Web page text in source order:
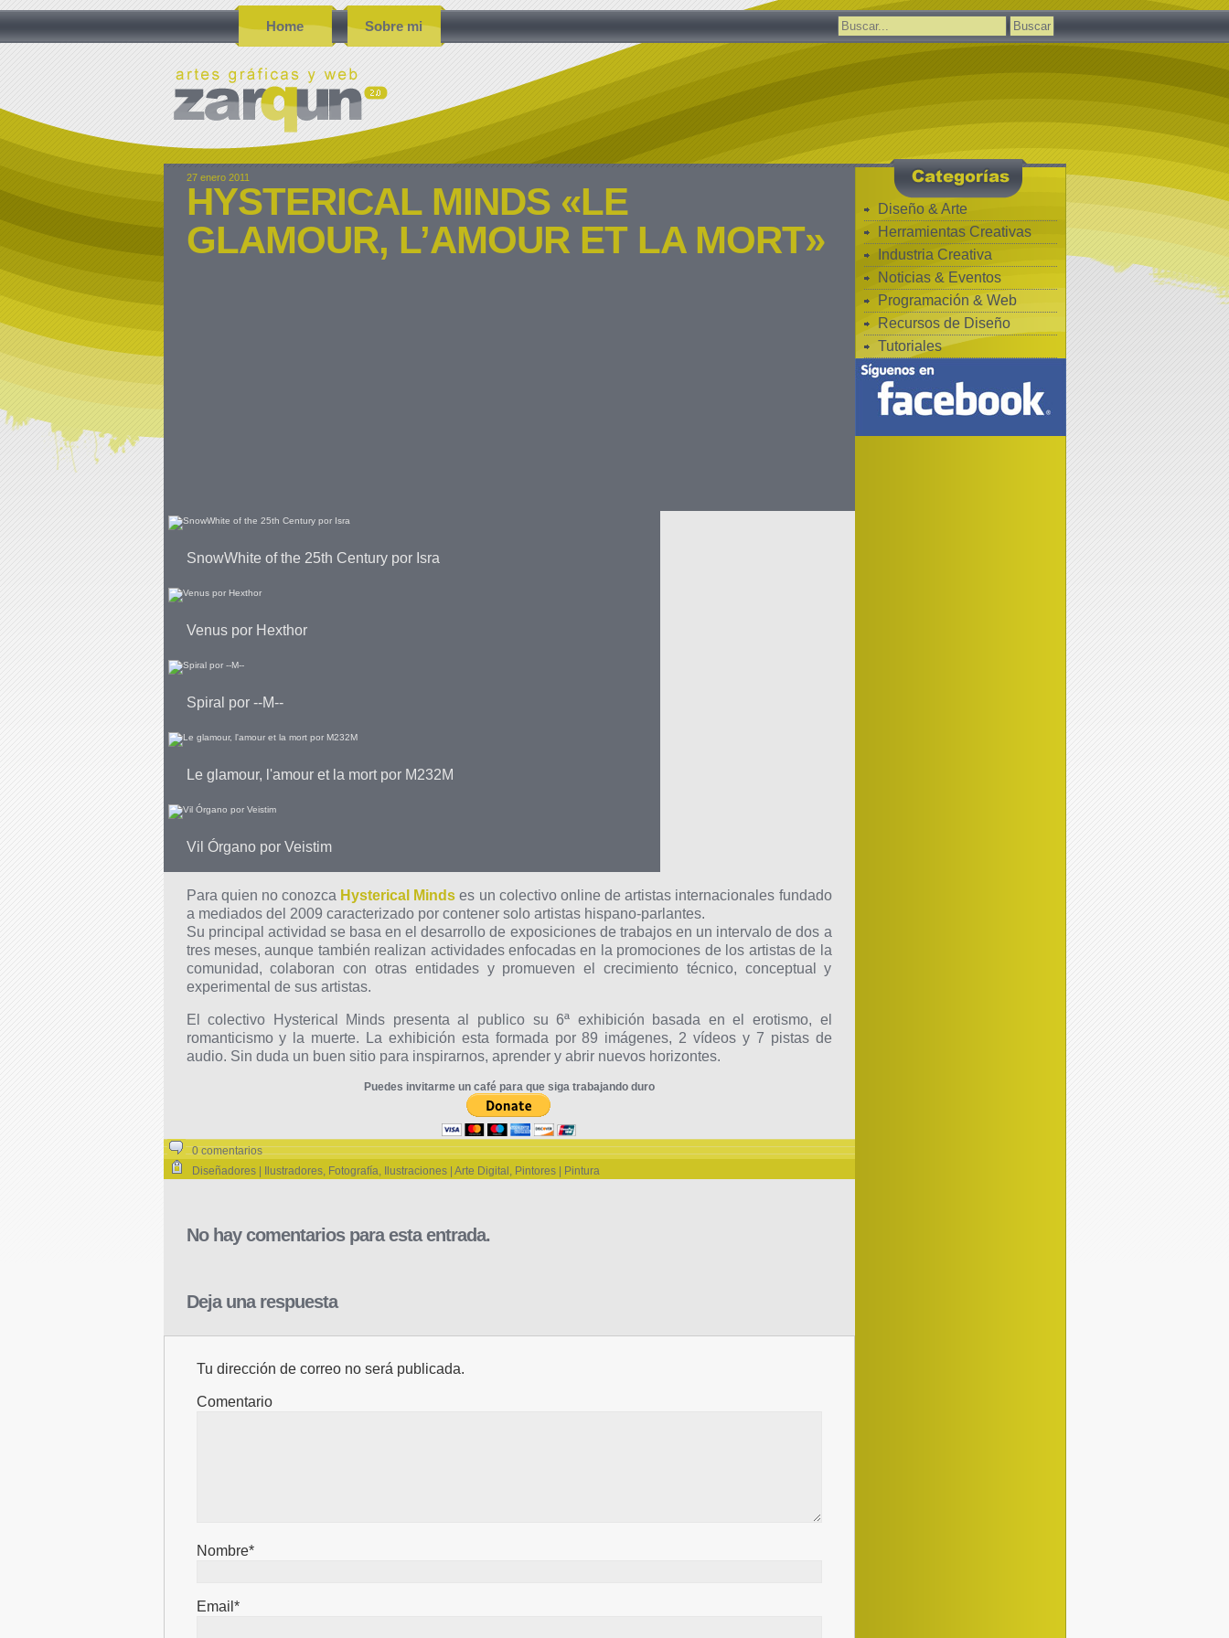
Home Sobre mi Buscar:
27 enero 2011
HYSTERICAL MINDS «LE
GLAMOUR, L’AMOUR ET LA MORT»
SnowWhite of the 25th Century por Isra
Venus por Hexthor
Spiral por --M--
Le glamour, l'amour et la mort por M232M
Vil Órgano por Veistim
Para quien no conozca Hysterical Minds es un colectivo online de artistas internacionales fundado
a mediados del 2009 caracterizado por contener solo artistas hispano-parlantes.
Su principal actividad se basa en el desarrollo de exposiciones de trabajos en un intervalo de dos a
tres meses, aunque también realizan actividades enfocadas en la promociones de los artistas de la
comunidad, colaboran con otras entidades y promueven el crecimiento técnico, conceptual y
experimental de sus artistas.
El colectivo Hysterical Minds presenta al publico su 6ª exhibición basada en el erotismo, el
romanticismo y la muerte. La exhibición esta formada por 89 imágenes, 2 vídeos y 7 pistas de
audio. Sin duda un buen sitio para inspirarnos, aprender y abrir nuevos horizontes.
Puedes invitarme un café para que siga trabajando duro
0 comentarios
Diseñadores | Ilustradores, Fotografía, Ilustraciones | Arte Digital , Pintores | Pintura
No hay comentarios para esta entrada.
Deja una respuesta
Tu dirección de correo no será publicada.
Comentario
Nombre*
Email*
Diseño & Arte
Herramientas Creativas
Industria Creativa
Noticias & Eventos
Programación & Web
Recursos de Diseño
Tutoriales